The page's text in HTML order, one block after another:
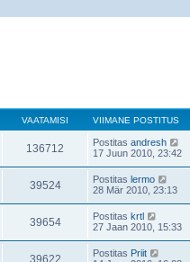
VAATAMISI VIIMANE POSTITUS
136712 Postitas andresh
17 Juun 2010, 23:42
39524 Postitas lermo
28 Mär 2010, 23:13
39654 Postitas krtl
27 Jaan 2010, 15:33
39622 Postitas Priit